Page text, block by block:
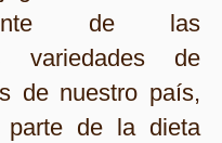
de las
variedades de
de nuestro país,
parte de la dieta